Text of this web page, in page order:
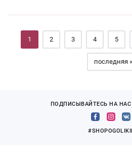
Страницы
1 2 3 4 5
последняя »
ПОДПИСЫВАЙТЕСЬ НА НАС